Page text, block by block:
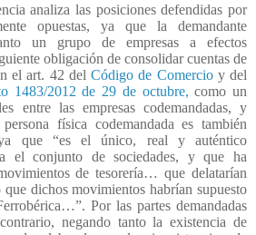
analiza las posiciones defendidas por
opuestas, ya que la demandante
un grupo de empresas a efectos
obligación de consolidar cuentas de
el art. 42 delCódigo de Comercio y del
1483/2012 de 29 de octubre, como un
entre las empresas codemandadas, y
física codemandada es también
ya que “es el único, real y auténtico
el conjunto de sociedades, y que ha
de tesorería… que delatarían
dichos movimientos habrían supuesto
Por las partes demandadas
negando tanto la existencia de